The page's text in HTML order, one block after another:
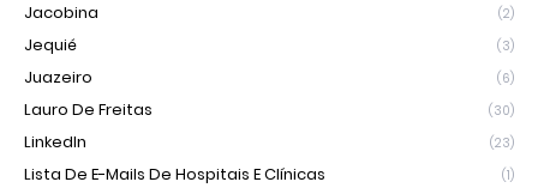
Jacobina (2)
Jequié (3)
Juazeiro (6)
Lauro De Freitas (30)
LinkedIn (23)
Lista De E-Mails De Hospitais E Clínicas (1)